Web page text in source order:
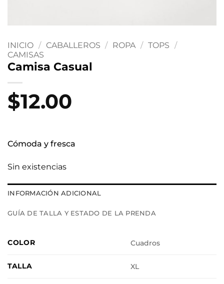
INICIO / CABALLEROS / ROPA / TOPS /
CAMISAS
Camisa Casual
$12.00
Cómoda y fresca
Sin existencias
INFORMACIÓN ADICIONAL
GUÍA DE TALLA Y ESTADO DE LA PRENDA
COLOR Cuadros
TALLA XL